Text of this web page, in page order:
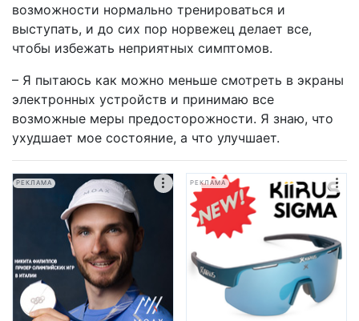
возможности нормально тренироваться и
выступать, и до сих пор норвежец делает все,
чтобы избежать неприятных симптомов.
– Я пытаюсь как можно меньше смотреть в экраны
электронных устройств и принимаю все
возможные меры предосторожности. Я знаю, что
ухудшает мое состояние, а что улучшает.
РЕКЛАМА РЕКЛАМА